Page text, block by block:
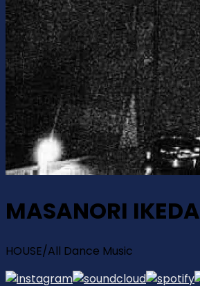
MASANORI IKEDA
HOUSE/All Dance Music